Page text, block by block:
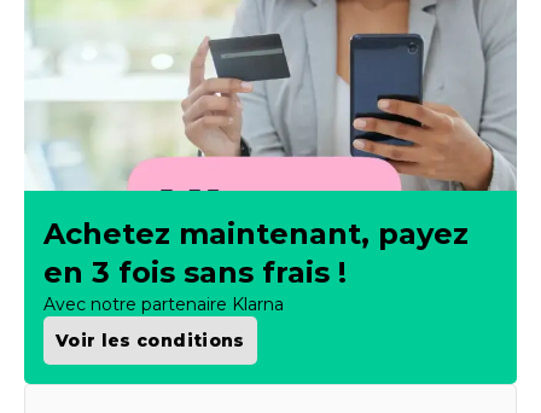
Achetez maintenant, payez
en 3 fois sans frais !
Avec notre partenaire Klarna
Voir les conditions